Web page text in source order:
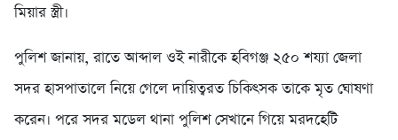
মিয়ার স্ত্রী।
পুলিশ জানায়, রাতে আব্দাল ওই নারীকে হবিগঞ্জ ২৫০ শয্যা জেলা
সদর হাসপাতালে নিয়ে গেলে দায়িত্বরত চিকিৎসক তাকে মৃত ঘোষণা
করেন। পরে সদর মডেল থানা পুলিশ সেখানে গিয়ে মরদহেটি